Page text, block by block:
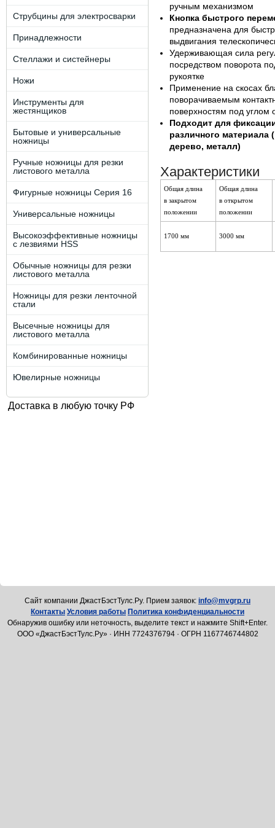
Струбцины для электросварки
Принадлежности
Стеллажи и систейнеры
Ножи
Инструменты для
жестянщиков
Бытовые и универсальные
ножницы
Ручные ножницы для резки
листового металла
Фигурные ножницы Серия 16
Универсальные ножницы
Высокоэффективные ножницы
с лезвиями HSS
Обычные ножницы для резки
листового металла
Ножницы для резки ленточной
стали
Высечные ножницы для
листового металла
Комбинированные ножницы
Ювелирные ножницы
Доставка в любую точку РФ
ручным механизмом
Кнопка быстрого
предназначена для
выдвигания
Удерживающая сила
посредством поворота
рукоятке
Применение на скосах
поворачиваемым
поверхностям под углом
Подходит для
различного материала
дерево, металл)
Характеристики
Общая длина
в закрытом
положении
Общая длина
в открытом
положении
1700 мм 3000 мм
Cайт компании ДжастБэстТулс.Ру. Прием заявок: info@mvgrp.ru
Контакты Условия работы Политика конфиденциальности
Обнаружив ошибку или неточность, выделите текст и нажмите Shift+Enter.
ООО «ДжастБэстТулс.Ру» · ИНН 7724376794 · ОГРН 1167746744802